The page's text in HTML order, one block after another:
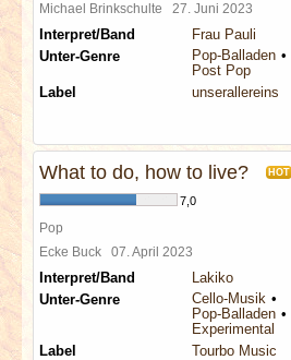
Michael Brinkschulte 27. Juni 2023
Interpret/Band
Frau Pauli
Unter-Genre
Pop-Balladen
Post Pop
Label
unserallereins
What to do, how to live? HOT
7,0
Pop
Ecke Buck 07. April 2023
Interpret/Band
Lakiko
Unter-Genre
Cello-Musik
Pop-Balladen
Experimental
Label
Tourbo Music